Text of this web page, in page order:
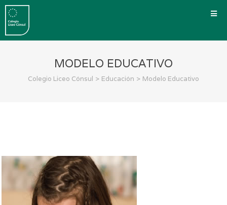
MODELO EDUCATIVO
Colegio Liceo Cónsul > Educación > Modelo Educativo